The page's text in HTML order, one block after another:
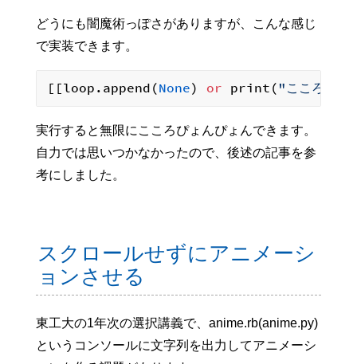
どうにも闇魔術っぽさがありますが、こんな感じ
で実装できます。
[[loop.append(None) or print("こころぴょ
実行すると無限にこころぴょんぴょんできます。
自力では思いつかなかったので、後述の記事を参
考にしました。
スクロールせずにアニメーシ
ョンさせる
東工大の1年次の選択講義で、anime.rb(anime.py)
というコンソールに文字列を出力してアニメーシ